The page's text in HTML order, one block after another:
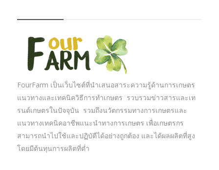
FourFarm เป็นเว็บไซต์ที่นำเสนอสาระความรู้ด้านการเกษตร
แนวทางและเทคนิควิธีการทำเกษตร รวบรวมข่าวสารและเท
รนด์เกษตรในปัจจุบัน รวมถึงนวัตกรรมทางการเกษตรและ
แนวทางเทคนิคอาชีพแนะนำทางการเกษตร เพื่อเกษตรกร
สามารถนำไปใช้และปฏิบัตืได้อย่างถูกต้อง และได้ผลผลิตที่สูง
โดยมีต้นทุนการผลิตที่ต่ำ